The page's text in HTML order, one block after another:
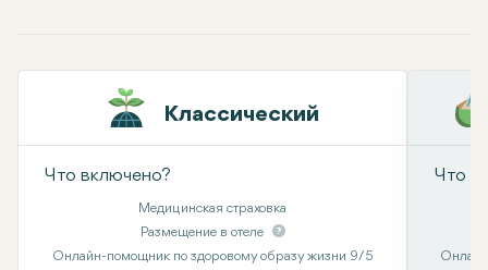
Классический
Что включено?
Медицинская страховка
Размещение в отеле
Онлайн-помощник по здоровому образу жизни 9/5
Что